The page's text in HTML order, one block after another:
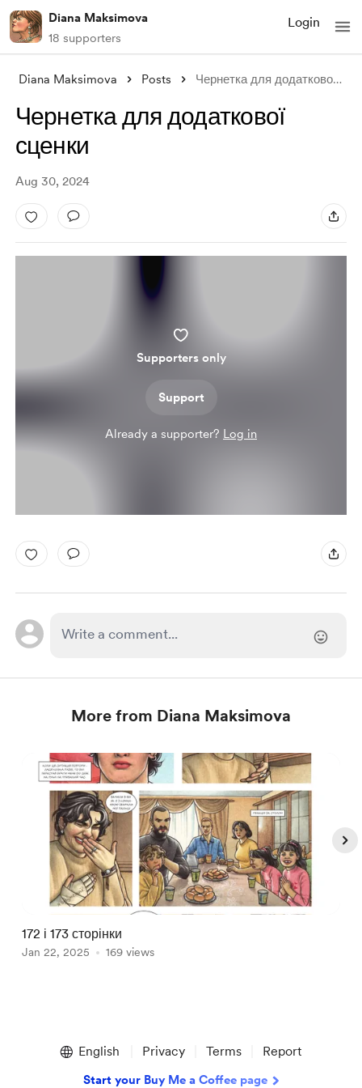
Diana Maksimova
18 supporters
Login
Diana Maksimova Posts Чернетка для додаткової сценки
Чернетка для додаткової
сценки
Aug 30, 2024
Supporters only
Support
Already a supporter? Log in
More from Diana Maksimova
172 і 173 сторінки
Jan 22, 2025 169 views
English Privacy Terms Report
Start your Buy Me a Coffee page